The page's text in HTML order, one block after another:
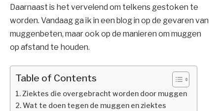
Daarnaast is het vervelend om telkens gestoken te
worden. Vandaag ga ik in een blog in op de gevaren van
muggenbeten, maar ook op de manieren om muggen
op afstand te houden.
Table of Contents
Ziektes die overgebracht worden door muggen
Wat te doen tegen de muggen en ziektes